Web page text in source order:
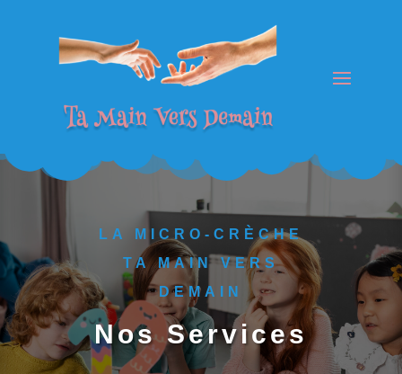
LA MICRO-CRÈCHE
TA MAIN VERS
DEMAIN
Nos Services